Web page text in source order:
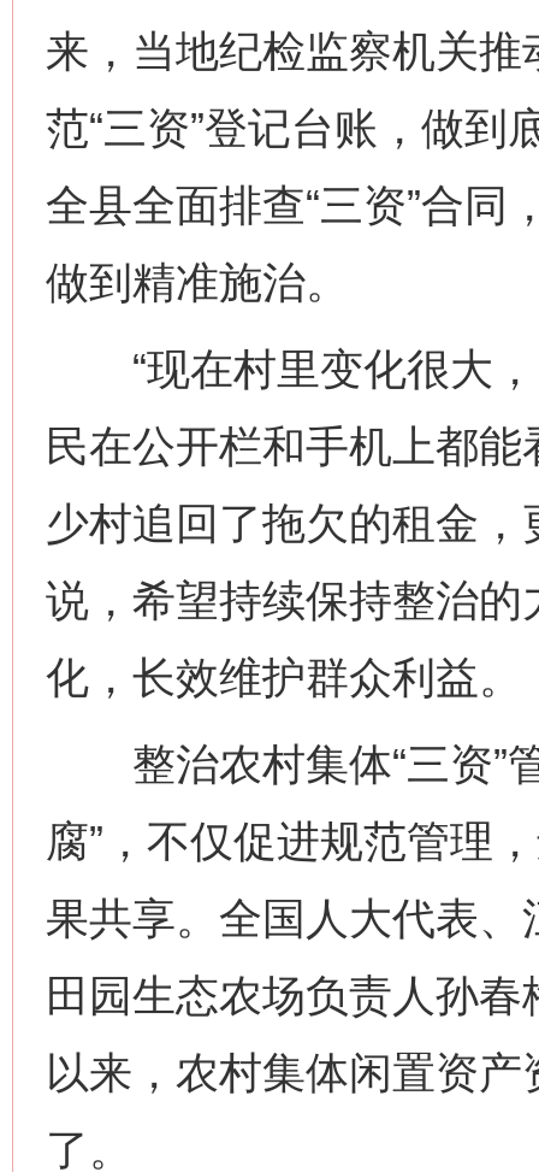
来，当地纪检监察机关
范“三资”登记台账，做到
全县全面排查“三资”合
做到精准施治。
“现在村里变化很大，‘
民在公开栏和手机上都
少村追回了拖欠的租金
说，希望持续保持整治
化，长效维护群众利益。
整治农村集体“三资”
腐”，不仅促进规范管理
果共享。全国人大代表
田园生态农场负责人孙
以来，农村集体闲置资
了。